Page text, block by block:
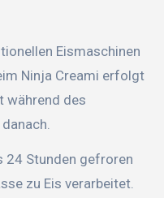
Eismaschinen
Ninja Creami erfolgt
während des
24 Stunden gefroren
zu Eis verarbeitet.